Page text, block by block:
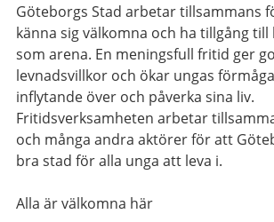
Göteborgs Stad arbetar tillsammans
känna sig välkomna och ha tillgång till
som arena. En meningsfull fritid ger
levnadsvillkor och ökar ungas
inflytande över och påverka sina liv.
Fritidsverksamheten arbetar
och många andra aktörer för att
bra stad för alla unga att leva i.
Alla är välkomna här